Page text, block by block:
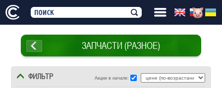
ЗАПЧАСТИ (РАЗНОЕ)
ФИЛЬТР Акции в начале: